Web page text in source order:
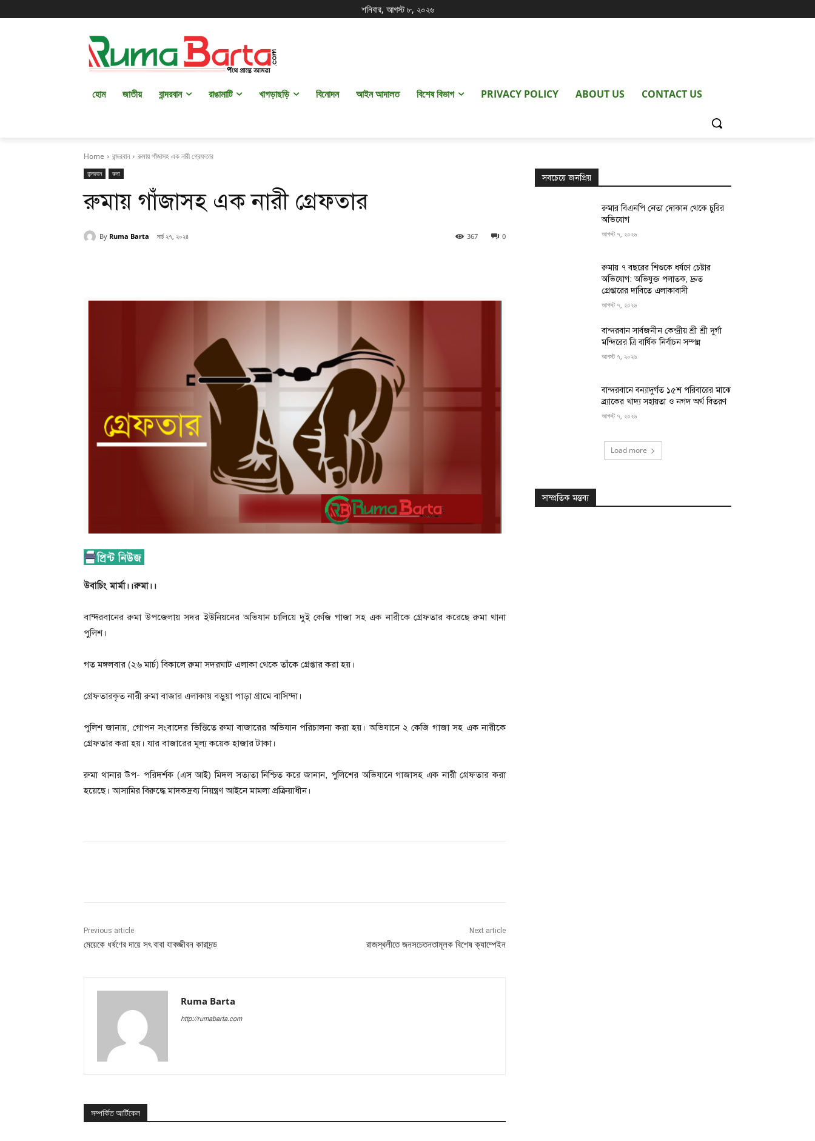
শনিবার, আগস্ট ৮, ২০২৬
হোম জাতীয় বান্দরবান রাঙামাটি খাগড়াছড়ি বিনোদন আইন আদালত বিশেষ বিভাগ PRIVACY POLICY ABOUT US CONTACT US
Home বান্দরবান রুমায় গাঁজাসহ এক নারী গ্রেফতার
বান্দরবান রুমা
রুমায় গাঁজাসহ এক নারী গ্রেফতার
By Ruma Barta মার্চ ২৭, ২০২৪ 0
367
উবাচিং মার্মা।।রুমা।।
বান্দরবানের রুমা উপজেলায় সদর ইউনিয়নের অভিযান চালিয়ে দুই কেজি গাজা সহ এক নারীকে গ্রেফতার করেছে রুমা থানা
পুলিশ।
গত মঙ্গলবার (২৬ মার্চ) বিকালে রুমা সদরঘাট এলাকা থেকে তাঁকে গ্রেপ্তার করা হয়।
গ্রেফতারকৃত নারী রুমা বাজার এলাকায় বড়ুয়া পাড়া গ্রামে বাসিন্দা।
পুলিশ জানায়, গোপন সংবাদের ভিত্তিতে রুমা বাজারের অভিযান পরিচালনা করা হয়। অভিযানে ২ কেজি গাজা সহ এক নারীকে
গ্রেফতার করা হয়। যার বাজারের মূল্য কয়েক হাজার টাকা।
রুমা থানার উপ- পরিদর্শক (এস আই) মিদল সত্যতা নিশ্চিত করে জানান, পুলিশের অভিযানে গাজাসহ এক নারী গ্রেফতার করা
হয়েছে। আসামির বিরুদ্ধে মাদকদ্রব্য নিয়ন্ত্রণ আইনে মামলা প্রক্রিয়াধীন।
Previous article
মেয়েকে ধর্ষণের দায়ে সৎ বাবা যাবজ্জীবন কারাদন্ড
Next article
রাজস্থলীতে জনসচেতনতামূলক বিশেষ ক্যাম্পেইন
Ruma Barta
http://rumabarta.com
সম্পর্কিত আর্টিকেল
সবচেয়ে জনপ্রিয়
রুমার বিএনপি নেতা দোকান থেকে চুরির
অভিযোগ
আগস্ট ৭, ২০২৬
রুমায় ৭ বছরের শিশুকে ধর্ষণে চেষ্টার
অভিযোগ: অভিযুক্ত পলাতক, দ্রুত
গ্রেপ্তারের দাবিতে এলাকাবাসী
আগস্ট ৭, ২০২৬
বান্দরবান সার্বজনীন কেন্দ্রীয় শ্রী শ্রী দুর্গা
মন্দিরের ত্রি বার্ষিক নির্বাচন সম্পন্ন
আগস্ট ৭, ২০২৬
বান্দরবানে বন্যাদুর্গত ১৫শ পরিবারের মাঝে
ব্র্যাকের খাদ্য সহায়তা ও নগদ অর্থ বিতরণ
আগস্ট ৭, ২০২৬
Load more
সাম্প্রতিক মন্তব্য